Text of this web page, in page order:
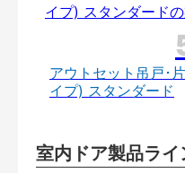
アウトセット吊戸･
イプ) スタンダード
室内ドア製品ライ